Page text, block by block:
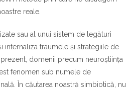
reale.
sau al unui sistem de legături
internaliza traumele și strategiile de
domenii precum neuroștiința
fenomen sub numele de
În căutarea noastră simbiotică, nu